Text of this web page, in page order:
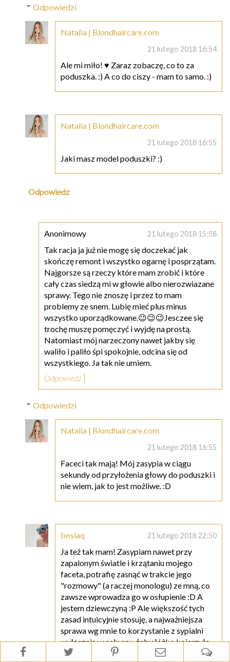
Odpowiedzi
Natalia | Blondhaircare.com
21 lutego 2018 16:54
Ale mi miło! ♥ Zaraz zobaczę, co to za
poduszka. :) A co do ciszy - mam to samo. :)
Natalia | Blondhaircare.com
21 lutego 2018 16:55
Jaki masz model poduszki? :)
Odpowiedz
Anonimowy 21 lutego 2018 15:58
Tak racja ja już nie mogę się doczekać jak
skończę remont i wszystko ogarnę i posprzątam.
Najgorsze są rzeczy które mam zrobić i które
cały czas siedzą mi w głowie albo nierozwiazane
sprawy. Tego nie znoszę i przez to mam
problemy ze snem. Lubię mieć plus minus
wszystko uporządkowane.😉😉😉Jesczee się
trochę muszę pomęczyć i wyjdę na prostą.
Natomiast mój narzeczony nawet jakby się
waliło i paliło śpi spokojnie, odcina się od
wszystkiego. Ja tak nie umiem.
Odpowiedz
Odpowiedzi
Natalia | Blondhaircare.com
21 lutego 2018 16:55
Faceci tak mają! Mój zasypia w ciągu
sekundy od przyłożenia głowy do poduszki i
nie wiem, jak to jest możliwe. :D
bosiaq 21 lutego 2018 22:50
Ja też tak mam! Zasypiam nawet przy
zapalonym światle i krzątaniu mojego
faceta, potrafię zasnąć w trakcie jego
"rozmowy" (a raczej monologu) ze mną, co
zawsze wprowadza go w osłupienie :D A
jestem dziewczyną :P Ale większość tych
zasad intuicyjnie stosuję, a najważniejsza
sprawa wg mnie to korzystanie z sypialni
wyłącznie w celu snu, żeby łóżko kojarzyło
się praktycznie jednoznacznie :D